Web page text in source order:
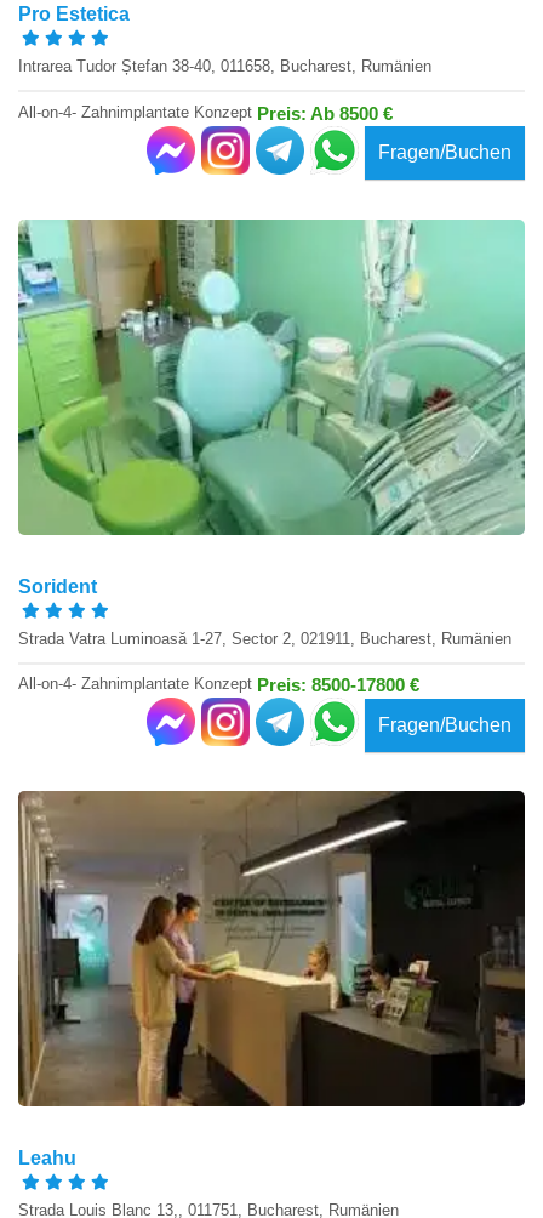
Pro Estetica
Intrarea Tudor Ștefan 38-40, 011658, Bucharest, Rumänien
All-on-4- Zahnimplantate Konzept Preis: Ab 8500 €
Fragen/Buchen
Sorident
Strada Vatra Luminoasă 1-27, Sector 2, 021911, Bucharest, Rumänien
All-on-4- Zahnimplantate Konzept Preis: 8500-17800 €
Fragen/Buchen
Leahu
Strada Louis Blanc 13,, 011751, Bucharest, Rumänien